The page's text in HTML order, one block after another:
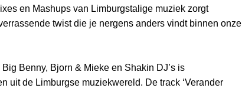
en Mashups van Limburgstalige muziek zorgt
twist die je nergens anders vindt binnen onze
Benny, Bjorn & Mieke en Shakin DJ’s is
uit de Limburgse muziekwereld. De track ‘Verander